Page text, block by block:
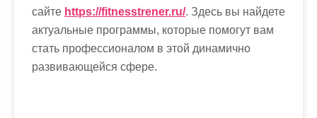
сайте https://fitnesstrener.ru/. Здесь вы найдете
актуальные программы, которые помогут вам
стать профессионалом в этой динамично
развивающейся сфере.